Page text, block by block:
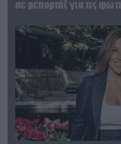
σε ρεπορτάζ για τις